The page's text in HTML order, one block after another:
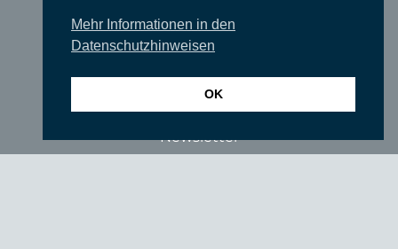
Sonstige Veranstaltungen
Locations
Newsletter
Mehr Informationen in den
Datenschutzhinweisen
OK